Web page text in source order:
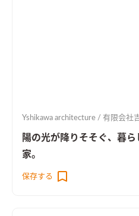
Yshikawa architecture / 有限会社
陽の光が降りそそぐ、暮
家。
保存する